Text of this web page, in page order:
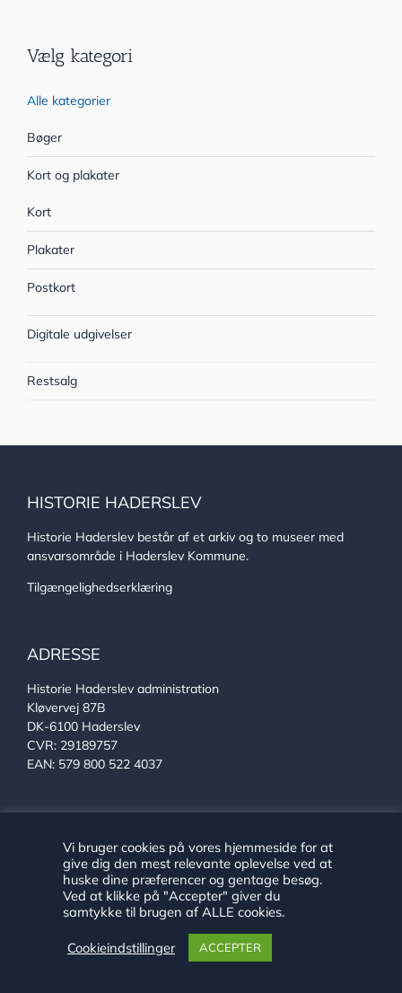
Vælg kategori
Alle kategorier
Bøger
Kort og plakater
Kort
Plakater
Postkort
Digitale udgivelser
Restsalg
HISTORIE HADERSLEV
Historie Haderslev består af et arkiv og to museer med
ansvarsområde i Haderslev Kommune.
Tilgængelighedserklæring
ADRESSE
Historie Haderslev administration
Kløvervej 87B
DK-6100 Haderslev
CVR: 29189757
EAN: 579 800 522 4037
Se alle vores medarbejdere
Telefon:+45 24 89 79 29
E-mail:arkiv@haderslev.dk
Find os på Facebook
Find os på Instagram
Vi bruger cookies på vores hjemmeside for at
give dig den mest relevante oplevelse ved at
huske dine præferencer og gentage besøg.
Ved at klikke på "Accepter" giver du
samtykke til brugen af ALLE cookies.
Cookieindstillinger ACCEPTER